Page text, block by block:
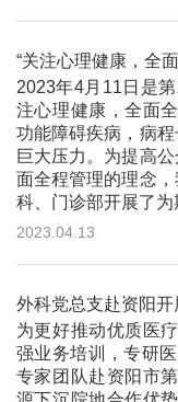
2023年4月11日是
注心理健康，全面
功能障碍疾病，病
巨大压力。为提高
面全程管理的理念
科、门诊部开展了为
2023.04.13
为更好推动优质医
强业务培训，专研
专家团队赴资阳市